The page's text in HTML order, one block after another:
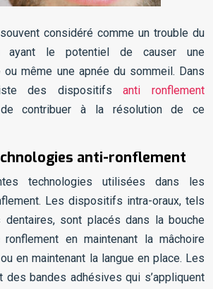
considéré comme un trouble du
ayant le potentiel de causer une
ou même une apnée du sommeil. Dans
des dispositifsanti ronflement
contribuer à la résolution de ce
anti-ronflement
technologies utilisées dans les
Les dispositifs intra-oraux, tels
sont placés dans la bouche
en maintenant la mâchoire
en maintenant la langue en place. Les
des bandes adhésives qui s’appliquent